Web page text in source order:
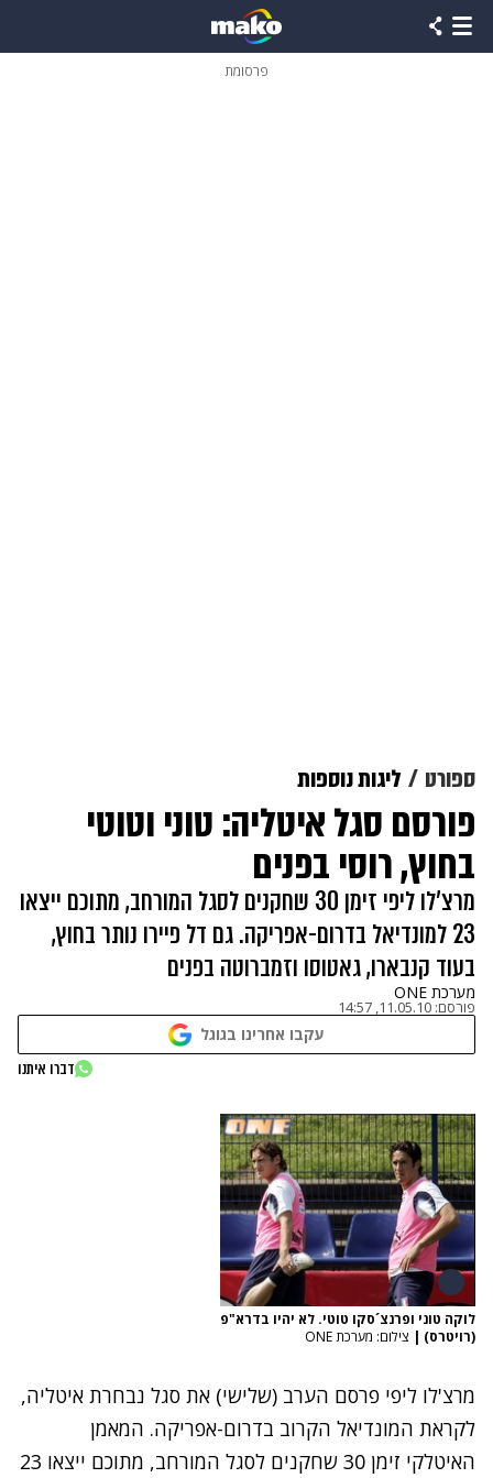
פרסומת
ספורט ליגות נוספות
פורסם סגל איטליה: טוני וטוטי
בחוץ, רוסי בפנים
מרצ'לו ליפי זימן 30 שחקנים לסגל המורחב, מתוכם ייצאו
23 למונדיאל בדרום-אפריקה. גם דל פיירו נותר בחוץ,
בעוד קנבארו, גאטוסו וזמברוטה בפנים
מערכת ONE
פורסם: 11.05.10, 14:57
עקבו אחרינו בגוגל
דברו איתנו
לוקה טוני ופרנצ´סקו טוטי. לא יהיו בדרא"פ
(רויטרס) | צילום: מערכת ONE
מרצ'לו ליפי פרסם הערב (שלישי) את סגל נבחרת איטליה,
לקראת המונדיאל הקרוב בדרום-אפריקה. המאמן
האיטלקי זימן 30 שחקנים לסגל המורחב, מתוכם ייצאו 23